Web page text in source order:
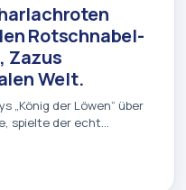
Rotschnabel-
Zazus
Welt.
„König der Löwen“ über
spielte der echt…